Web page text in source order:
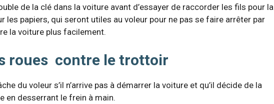
de la clé dans la voiture avant d’essayer de raccorder les fils pour la
les papiers, qui seront utiles au voleur pour ne pas se faire arrêter par
la voiture plus facilement.
roues contre le trottoir
du voleur s’il n’arrive pas à démarrer la voiture et qu’il décide de la
en desserrant le frein à main.